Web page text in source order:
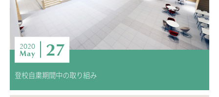
2020
May 27
登校自粛期間中の取り組み